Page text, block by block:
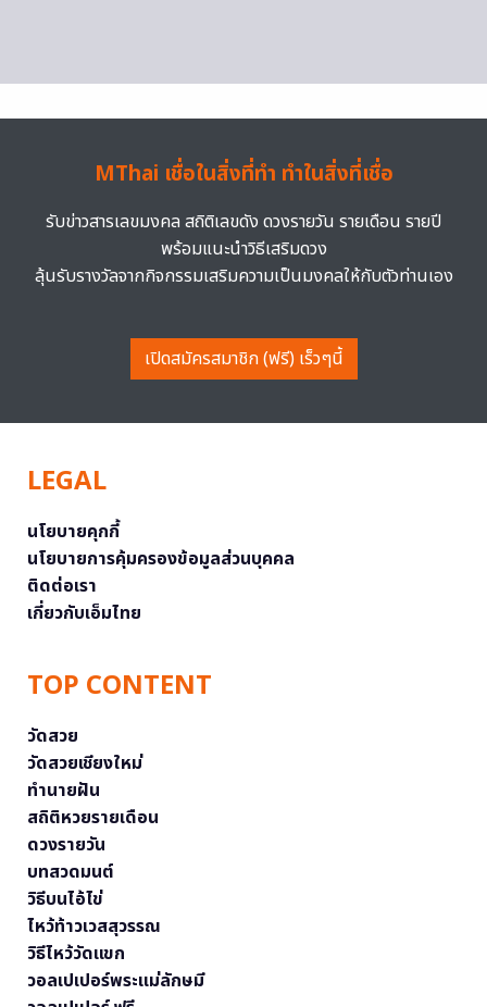
MThai เชื่อในสิ่งที่ทำ ทำในสิ่งที่เชื่อ
รับข่าวสารเลขมงคล สถิติเลขดัง ดวงรายวัน รายเดือน รายปี
พร้อมแนะนำวิธีเสริมดวง
ลุ้นรับรางวัลจากกิจกรรมเสริมความเป็นมงคลให้กับตัวท่านเอง
เปิดสมัครสมาชิก (ฟรี) เร็วๆนี้
LEGAL
นโยบายคุกกี้
นโยบายการคุ้มครองข้อมูลส่วนบุคคล
ติดต่อเรา
เกี่ยวกับเอ็มไทย
TOP CONTENT
วัดสวย
วัดสวยเชียงใหม่
ทำนายฝัน
สถิติหวยรายเดือน
ดวงรายวัน
บทสวดมนต์
วิธีบนไอ้ไข่
ไหว้ท้าวเวสสุวรรณ
วิธีไหว้วัดแขก
วอลเปเปอร์พระแม่ลักษมี